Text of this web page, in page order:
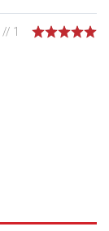
// 1